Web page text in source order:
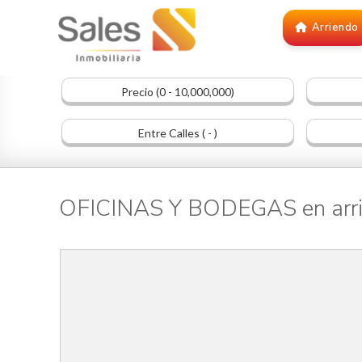
Arriendo
Precio (0 - 10,000,000)
Entre Calles ( - )
OFICINAS Y BODEGAS en